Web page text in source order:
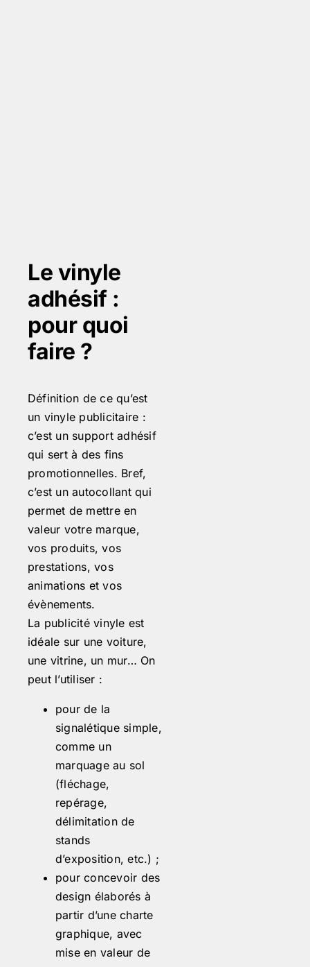
Le vinyle
adhésif :
pour quoi
faire ?
Définition de ce qu’est
un vinyle publicitaire :
c’est un support adhésif
qui sert à des fins
promotionnelles. Bref,
c’est un autocollant qui
permet de mettre en
valeur votre marque,
vos produits, vos
prestations, vos
animations et vos
évènements.
La publicité vinyle est
idéale sur une voiture,
une vitrine, un mur… On
peut l’utiliser :
pour de la
signalétique simple,
comme un
marquage au sol
(fléchage,
repérage,
délimitation de
stands
d’exposition, etc.) ;
pour concevoir des
design élaborés à
partir d’une charte
graphique, avec
mise en valeur de